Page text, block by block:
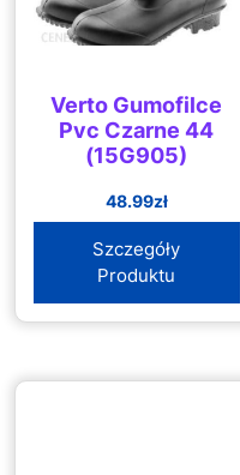
Verto Gumofilce
Pvc Czarne 44
(15G905)
48.99zł
Szczegóły
Produktu